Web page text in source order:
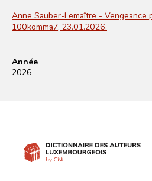
Anne Sauber-Lemaître - Vengeance
100komma7, 23.01.2026.
Année
2026